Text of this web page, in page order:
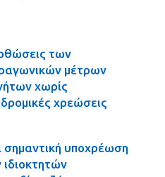
των
μέτρων
χωρίς
χρεώσεις
σημαντική υποχρέωση